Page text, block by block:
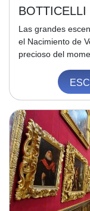
BOTTICELLI
Las grandes
el Nacimiento de
precioso del